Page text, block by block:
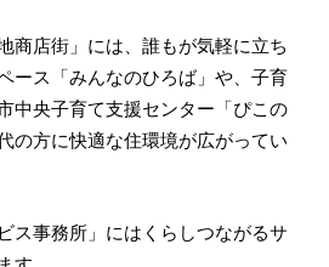
商店街」には、誰もが気軽に立ち
ース「みんなのひろば」や、子育
中央子育て支援センター「ぴこの
の方に快適な住環境が広がってい
ス事務所」にはくらしつながるサ